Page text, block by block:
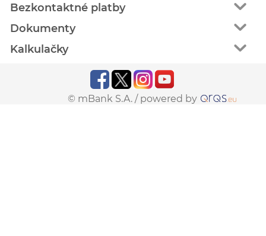
Bezkontaktné platby
Dokumenty
Kalkulačky
© mBank S.A. / powered by